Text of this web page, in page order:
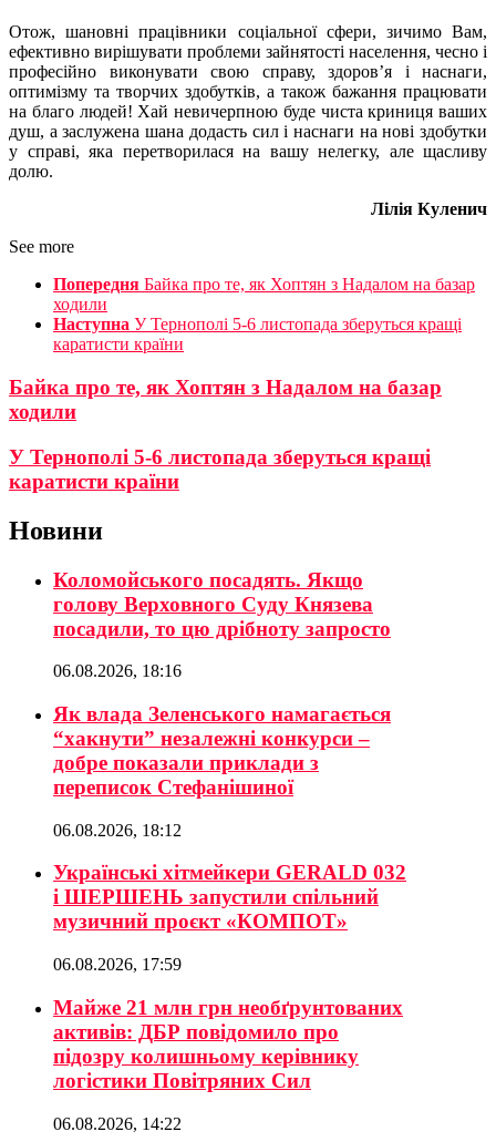
Отож, шановні працівники соціальної сфери, зичимо Вам,
ефективно вирішувати проблеми зайнятості населення, чесно і
професійно виконувати свою справу, здоров’я і наснаги,
оптимізму та творчих здобутків, а також бажання працювати
на благо людей! Хай невичерпною буде чиста криниця ваших
душ, а заслужена шана додасть сил і наснаги на нові здобутки
у справі, яка перетворилася на вашу нелегку, але щасливу
долю.
Лілія Куленич
See more
Попередня Байка про те, як Хоптян з Надалом на базар
ходили
Наступна У Тернополі 5-6 листопада зберуться кращі
каратисти країни
Байка про те, як Хоптян з Надалом на базар
ходили
У Тернополі 5-6 листопада зберуться кращі
каратисти країни
Новини
Коломойського посадять. Якщо
голову Верховного Суду Князева
посадили, то цю дрібноту запросто
06.08.2026, 18:16
Як влада Зеленського намагається
“хакнути” незалежні конкурси –
добре показали приклади з
переписок Стефанішиної
06.08.2026, 18:12
Українські хітмейкери GERALD 032
і ШЕРШЕНЬ запустили спільний
музичний проєкт «КОМПОТ»
06.08.2026, 17:59
Майже 21 млн грн необґрунтованих
активів: ДБР повідомило про
підозру колишньому керівнику
логістики Повітряних Сил
06.08.2026, 14:22